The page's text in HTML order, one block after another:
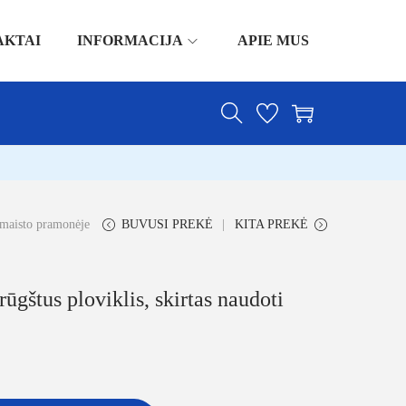
INFORMACIJA APIE MUS
pramonėje BUVUSI PREKĖ KITA PREKĖ
ploviklis, skirtas naudoti